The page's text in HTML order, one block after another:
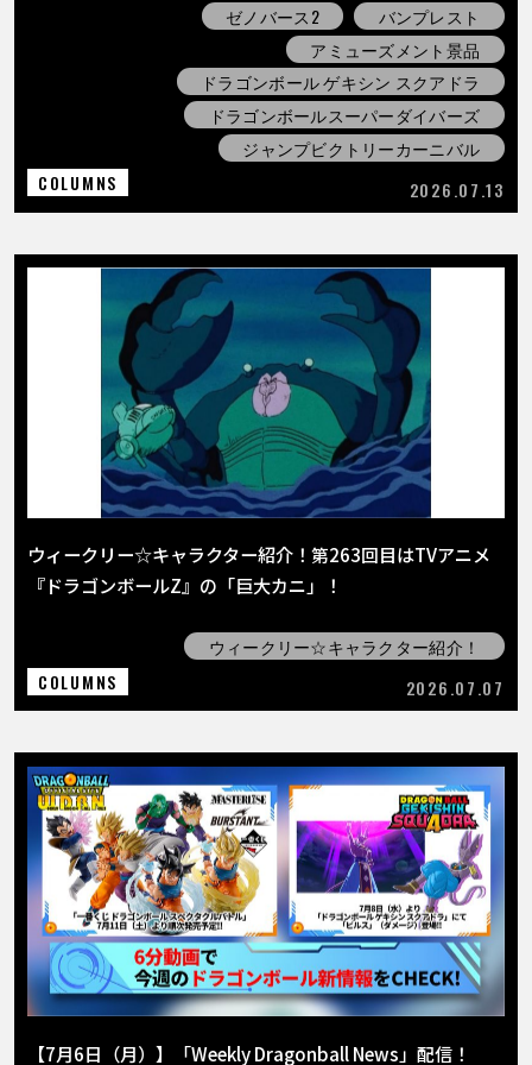
ゼノバース2
バンプレスト
アミューズメント景品
ドラゴンボール ゲキシン スクアドラ
ドラゴンボールスーパーダイバーズ
ジャンプビクトリーカーニバル
COLUMNS
2026.07.13
ウィークリー☆キャラクター紹介！第263回目はTVアニメ
『ドラゴンボールZ』の「巨大カニ」！
ウィークリー☆キャラクター紹介！
COLUMNS
2026.07.07
【7月6日（月）】「Weekly Dragonball News」配信！